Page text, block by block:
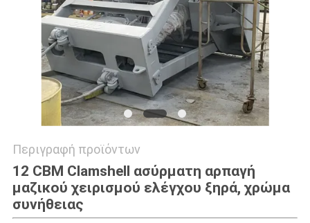
Περιγραφή προϊόντων
12 CBM Clamshell ασύρματη αρπαγή
μαζικού χειρισμού ελέγχου ξηρά, χρώμα
συνήθειας